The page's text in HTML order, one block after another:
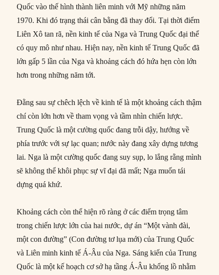
Quốc vào thế hình thành liên minh với Mỹ những năm
1970. Khi đó trạng thái cân bằng đã thay đổi. Tại thời điểm
Liên Xô tan rã, nền kinh tế của Nga và Trung Quốc đại thể
có quy mô như nhau. Hiện nay, nền kinh tế Trung Quốc đã
lớn gấp 5 lần của Nga và khoảng cách đó hứa hẹn còn lớn
hơn trong những năm tới.
Đằng sau sự chêch lệch về kinh tế là một khoảng cách thậm
chí còn lớn hơn về tham vọng và tầm nhìn chiến lược.
Trung Quốc là một cường quốc đang trỗi dậy, hướng về
phía trước với sự lạc quan; nước này đang xây dựng tương
lai. Nga là một cường quốc đang suy sụp, lo lắng rằng mình
sẽ không thể khôi phục sự vĩ đại đã mất; Nga muốn tái
dựng quá khứ.
Khoảng cách còn thể hiện rõ ràng ở các điểm trọng tâm
trong chiến lược lớn của hai nước, dự án “Một vành đài,
một con đường” (Con đường tơ lụa mới) của Trung Quốc
và Liên minh kinh tế Á-Âu của Nga. Sáng kiến của Trung
Quốc là một kế hoạch cơ sở hạ tầng Á-Âu khổng lồ nhằm